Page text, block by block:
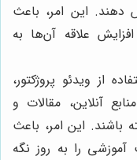
دهند. این امر، باعث
علاقه آن‌ها به
از ویدئو پروژکتور،
آنلاین، مقالات و
این امر، باعث
آموزشی را به روز نگه